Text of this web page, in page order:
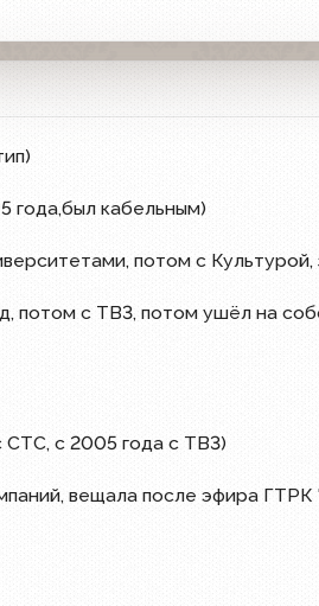
года,был кабельным)
потом с
потом с ТВ3, потом ушёл на
СТС, с 2005 года с ТВ3)
вещала после эфира ГТРК